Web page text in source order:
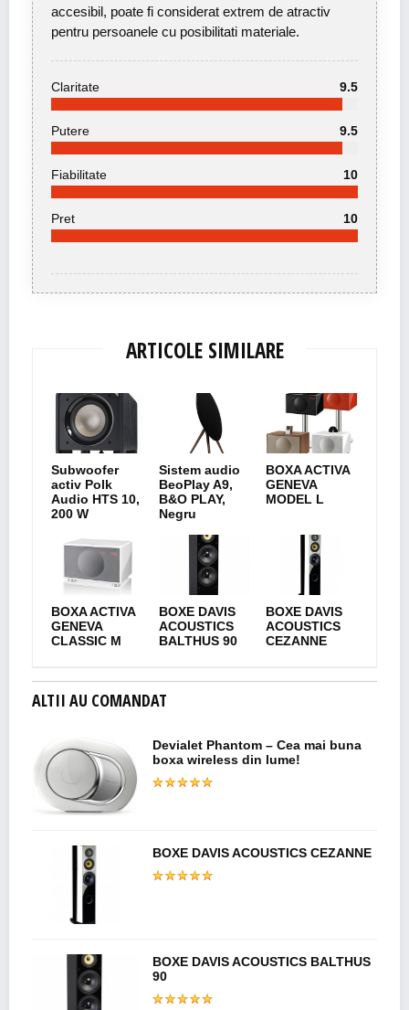
accesibil, poate fi considerat extrem de atractiv
pentru persoanele cu posibilitati materiale.
Claritate 9.5
Putere 9.5
Fiabilitate 10
Pret 10
ARTICOLE SIMILARE
Subwoofer
activ Polk
Audio HTS 10,
200 W
Sistem audio
BeoPlay A9,
B&O PLAY,
Negru
BOXA ACTIVA
GENEVA
MODEL L
BOXA ACTIVA
GENEVA
CLASSIC M
BOXE DAVIS
ACOUSTICS
BALTHUS 90
BOXE DAVIS
ACOUSTICS
CEZANNE
ALTII AU COMANDAT
Devialet Phantom – Cea mai buna
boxa wireless din lume!
BOXE DAVIS ACOUSTICS CEZANNE
BOXE DAVIS ACOUSTICS BALTHUS
90